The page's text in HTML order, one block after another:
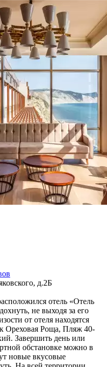
д.2Б
отель «Отель
не выходя за его
от отеля находятся
Ореховая Роща, Пляж 40-
Завершить день или
обстановке можно в
новые вкусовые